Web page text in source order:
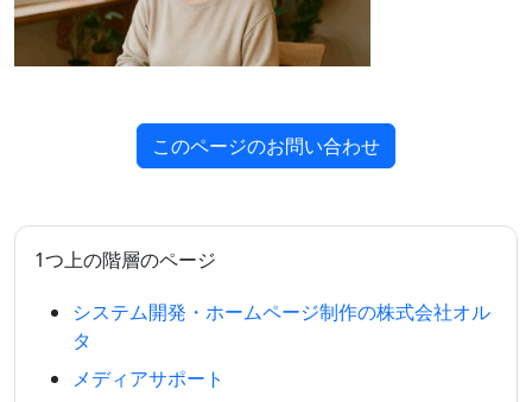
このページのお問い合わせ
1つ上の階層のページ
システム開発・ホームページ制作の株式会社オル
タ
メディアサポート